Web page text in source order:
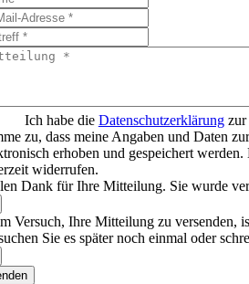
Ich habe die Datenschutzerklärungzur
zu, dass meine Angaben und Daten
erhoben und gespeichert
widerrufen.
Dank für Ihre Mitteilung. Sie wurde
Versuch, Ihre Mitteilung zu versenden,
Sie es später noch einmal oder